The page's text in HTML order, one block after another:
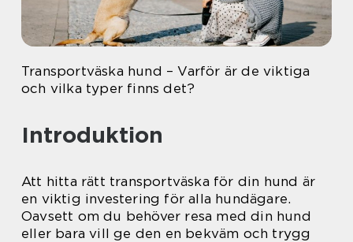
Transportväska hund – Varför är de viktiga
och vilka typer finns det?
Introduktion
Att hitta rätt transportväska för din hund är
en viktig investering för alla hundägare.
Oavsett om du behöver resa med din hund
eller bara vill ge den en bekväm och trygg